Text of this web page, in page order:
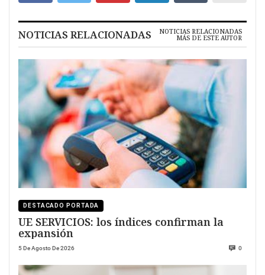
NOTICIAS RELACIONADAS NOTICIAS RELACIONADAS
MÁS DE ESTE AUTOR
DESTACADO PORTADA
UE SERVICIOS: los índices confirman la
expansión
5 De Agosto De 2026 0